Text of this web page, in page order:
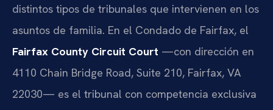
distintos tipos de tribunales que intervienen en los
asuntos de familia. En el Condado de Fairfax, el
Fairfax County Circuit Court —con dirección en
4110 Chain Bridge Road, Suite 210, Fairfax, VA
22030— es el tribunal con competencia exclusiva